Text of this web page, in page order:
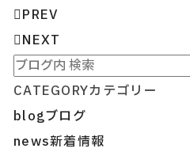
PREV
NEXT
CATEGORYカテゴリー
blogブログ
news新着情報